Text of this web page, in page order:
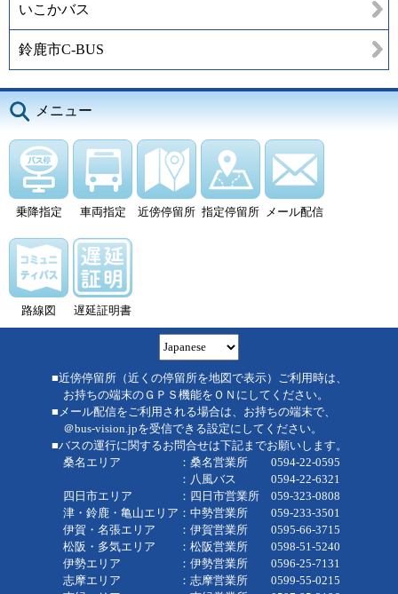
いこかバス
鈴鹿市C-BUS
メニュー
乗降指定 車両指定 近傍停留所 指定停留所 メール配信
路線図 遅延証明書
■近傍停留所（近くの停留所を地図で表示）ご利用時は、
お持ちの端末のＧＰＳ機能をＯＮにしてください。
■メール配信をご利用される場合は、お持ちの端末で、
＠bus-vision.jpを受信できる設定にしてください。
■バスの運行に関するお問合せは下記までお願いします。
桑名エリア ：桑名営業所 0594-22-0595
：八風バス 0594-22-6321
四日市エリア ：四日市営業所 059-323-0808
津・鈴鹿・亀山エリア：中勢営業所 059-233-3501
伊賀・名張エリア ：伊賀営業所 0595-66-3715
松阪・多気エリア ：松阪営業所 0598-51-5240
伊勢エリア ：伊勢営業所 0596-25-7131
志摩エリア ：志摩営業所 0599-55-0215